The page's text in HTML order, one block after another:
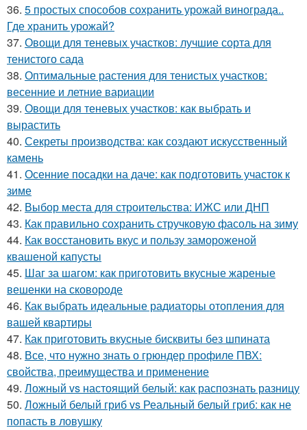
36. 5 простых способов сохранить урожай винограда..
Где хранить урожай?
37. Овощи для теневых участков: лучшие сорта для
тенистого сада
38. Оптимальные растения для тенистых участков:
весенние и летние вариации
39. Овощи для теневых участков: как выбрать и
вырастить
40. Секреты производства: как создают искусственный
камень
41. Осенние посадки на даче: как подготовить участок к
зиме
42. Выбор места для строительства: ИЖС или ДНП
43. Как правильно сохранить стручковую фасоль на зиму
44. Как восстановить вкус и пользу замороженой
квашеной капусты
45. Шаг за шагом: как приготовить вкусные жареные
вешенки на сковороде
46. Как выбрать идеальные радиаторы отопления для
вашей квартиры
47. Как приготовить вкусные бисквиты без шпината
48. Все, что нужно знать о грюндер профиле ПВХ:
свойства, преимущества и применение
49. Ложный vs настоящий белый: как распознать разницу
50. Ложный белый гриб vs Реальный белый гриб: как не
попасть в ловушку